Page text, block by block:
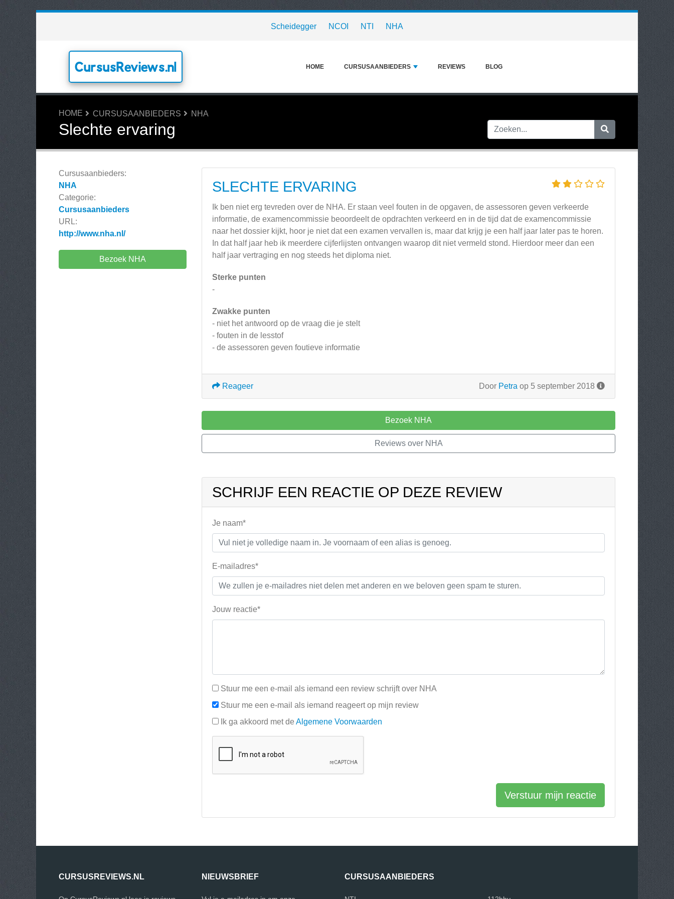
Scheidegger NCOI NTI NHA
CursusReviews.nl HOME CURSUSAANBIEDERS REVIEWS BLOG
HOME CURSUSAANBIEDERS NHA
Slechte ervaring
Cursusaanbieders:
NHA
Categorie:
Cursusaanbieders
URL:
http://www.nha.nl/
Bezoek NHA
SLECHTE ERVARING
Ik ben niet erg tevreden over de NHA. Er staan veel fouten in de opgaven, de assessoren geven verkeerde
informatie, de examencommissie beoordeelt de opdrachten verkeerd en in de tijd dat de examencommissie
naar het dossier kijkt, hoor je niet dat een examen vervallen is, maar dat krijg je een half jaar later pas te horen.
In dat half jaar heb ik meerdere cijferlijsten ontvangen waarop dit niet vermeld stond. Hierdoor meer dan een
half jaar vertraging en nog steeds het diploma niet.
Sterke punten
-
Zwakke punten
- niet het antwoord op de vraag die je stelt
- fouten in de lesstof
- de assessoren geven foutieve informatie
Door Petra op 5 september 2018
Reageer
Bezoek NHA
Reviews over NHA
SCHRIJF EEN REACTIE OP DEZE REVIEW
Je naam*
E-mailadres*
Jouw reactie*
Stuur me een e-mail als iemand een review schrijft over NHA
Stuur me een e-mail als iemand reageert op mijn review
Ik ga akkoord met de Algemene Voorwaarden
Verstuur mijn reactie
CURSUSREVIEWS.NL NIEUWSBRIEF CURSUSAANBIEDERS